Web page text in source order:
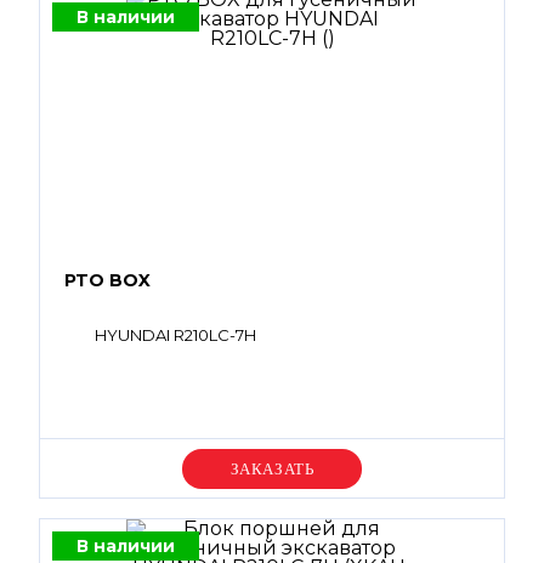
В наличии
PTO BOX
HYUNDAI R210LC-7H
Уточняйте цену
В наличии